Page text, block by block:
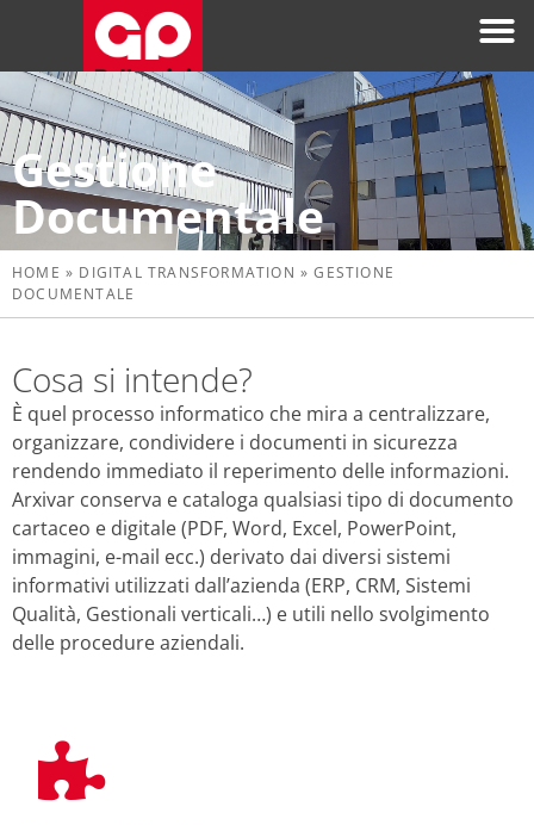
Gestione
Documentale
HOME » DIGITAL TRANSFORMATION »GESTIONE
DOCUMENTALE
Cosa si intende?
È quel processo informatico che mira a centralizzare,
organizzare, condividere i documenti in sicurezza
rendendo immediato il reperimento delle informazioni.
Arxivar conserva e cataloga qualsiasi tipo di documento
cartaceo e digitale (PDF, Word, Excel, PowerPoint,
immagini, e-mail ecc.) derivato dai diversi sistemi
informativi utilizzati dall’azienda (ERP, CRM, Sistemi
Qualità, Gestionali verticali…) e utili nello svolgimento
delle procedure aziendali.